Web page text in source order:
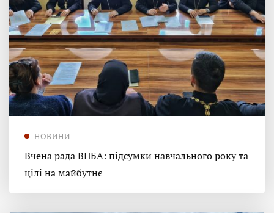
НОВИНИ
Вчена рада ВПБА: підсумки навчального року та
цілі на майбутнє